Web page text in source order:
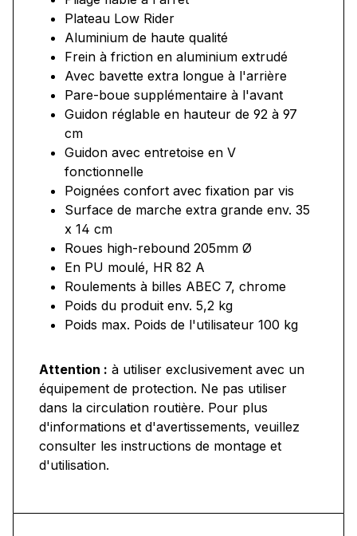
Plateau Low Rider
Aluminium de haute qualité
Frein à friction en aluminium extrudé
Avec bavette extra longue à l'arrière
Pare-boue supplémentaire à l'avant
Guidon réglable en hauteur de 92 à 97
cm
Guidon avec entretoise en V
fonctionnelle
Poignées confort avec fixation par vis
Surface de marche extra grande env. 35
x 14 cm
Roues high-rebound 205mm Ø
En PU moulé, HR 82 A
Roulements à billes ABEC 7, chrome
Poids du produit env. 5,2 kg
Poids max. Poids de l'utilisateur 100 kg
Attention : à utiliser exclusivement avec un
équipement de protection. Ne pas utiliser
dans la circulation routière. Pour plus
d'informations et d'avertissements, veuillez
consulter les instructions de montage et
d'utilisation.